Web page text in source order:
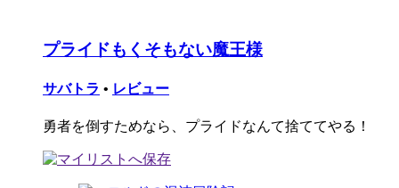
プライドもくそもない魔王様
サバトラ • レビュー
勇者を倒すためなら、プライドなんて捨ててやる！